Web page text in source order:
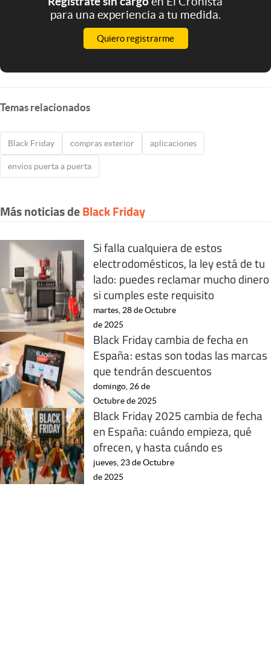
para una experiencia a tu medida.
Quiero registrarme
Temas relacionados
Black Friday compras exterior aplicaciones
envíos puerta a puerta
Más noticias deBlack Friday
Si falla cualquiera de estos
electrodomésticos, la ley está de tu
lado: puedes reclamar mucho dinero
si cumples este requisito
martes, 28 de Octubre
de 2025
Black Friday cambia de fecha en
España: estas son todas las marcas
que tendrán descuentos
domingo, 26 de
Octubre de 2025
Black Friday 2025 cambia de fecha
en España: cuándo empieza, qué
ofrecen, y hasta cuándo es
jueves, 23 de Octubre
de 2025